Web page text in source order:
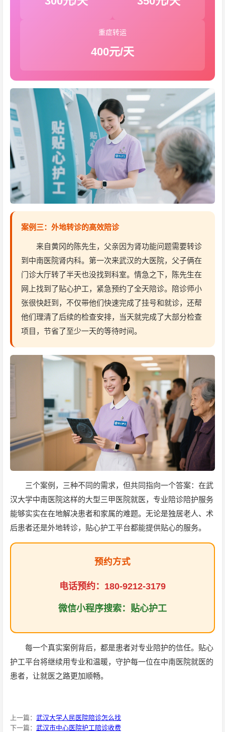
重症转运
400元/天
案例三：外地转诊的高效陪诊
来自黄冈的陈先生，父亲因为肾功能问题需要转诊
到中南医院肾内科。第一次来武汉的大医院，父子俩在
门诊大厅转了半天也没找到科室。情急之下，陈先生在
网上找到了贴心护工，紧急预约了全天陪诊。陪诊师小
张很快赶到，不仅带他们快速完成了挂号和就诊，还帮
他们理清了后续的检查安排，当天就完成了大部分检查
项目，节省了至少一天的等待时间。
三个案例，三种不同的需求，但共同指向一个答案：在武
汉大学中南医院这样的大型三甲医院就医，专业陪诊陪护服务
能够实实在在地解决患者和家属的难题。无论是独居老人、术
后患者还是外地转诊，贴心护工平台都能提供贴心的服务。
预约方式
电话预约：180-9212-3179
微信小程序搜索：贴心护工
每一个真实案例背后，都是患者对专业陪护的信任。贴心
护工平台将继续用专业和温暖，守护每一位在中南医院就医的
患者，让就医之路更加顺畅。
上一篇： 武汉大学人民医院陪诊怎么找
下一篇： 武汉市中心医院护工陪诊收费